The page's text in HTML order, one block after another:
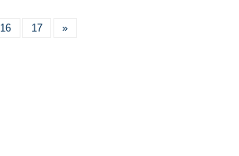
16 17 »